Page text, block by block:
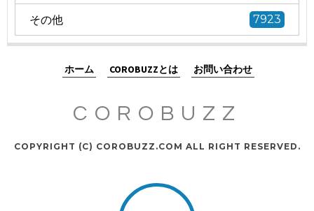
その他 7923
ホーム COROBUZZとは お問い合わせ
COROBUZZ
COPYRIGHT (C) COROBUZZ.COM ALL RIGHT RESERVED.